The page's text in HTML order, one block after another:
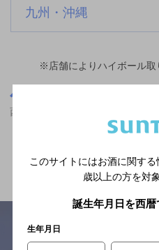
九州・沖縄
※店舗によりハイボール取
西藤原駅(三重県)周辺500mで掘り
関連
このサイトにはお酒に関する
歳以上の方を対
誕生年月日を西暦
生年月日